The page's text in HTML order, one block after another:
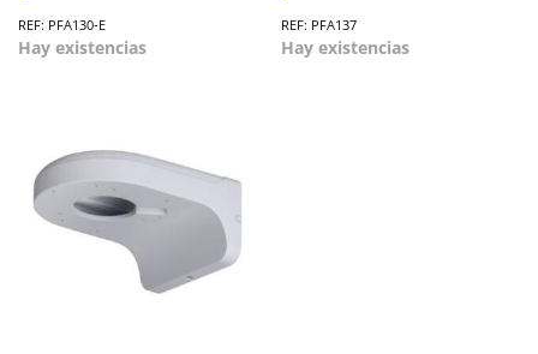
REF: PFA130-E
Hay existencias
REF: PFA137
Hay existencias